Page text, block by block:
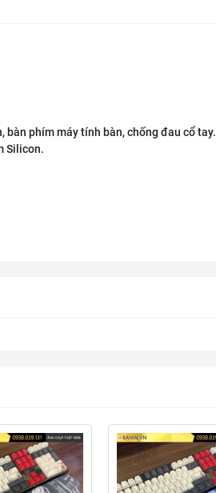
bàn phím máy tính bàn, chống đau cổ tay.
Silicon.